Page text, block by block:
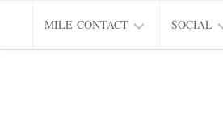
content
MILE-CONTACT SOCIAL